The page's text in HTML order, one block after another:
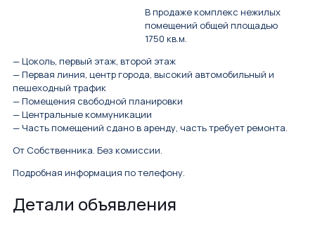
В продаже комплекс нежилых
помещений общей площадью
1750 кв.м.
— Цоколь, первый этаж, второй этаж
— Первая линия, центр города, высокий автомобильный и
пешеходный трафик
— Помещения свободной планировки
— Центральные коммуникации
— Часть помещений сдано в аренду, часть требует ремонта.
От Собственника. Без комиссии.
Подробная информация по телефону.
Детали объявления